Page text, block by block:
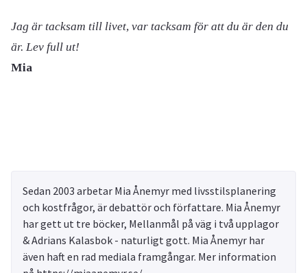
Jag är tacksam till livet, var tacksam för att du är den du
är. Lev full ut!
Mia
Sedan 2003 arbetar Mia Ånemyr med livsstilsplanering
och kostfrågor, är debattör och författare. Mia Ånemyr
har gett ut tre böcker, Mellanmål på väg i två upplagor
& Adrians Kalasbok - naturligt gott. Mia Ånemyr har
även haft en rad mediala framgångar. Mer information